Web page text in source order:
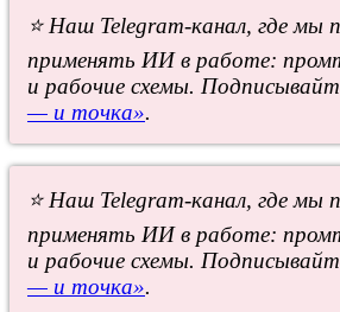
⭐ Наш Telegram-канал, где мы
применять ИИ в работе:
и рабочие схемы.
— и точка».
⭐ Наш Telegram-канал, где мы
применять ИИ в работе:
и рабочие схемы.
— и точка».